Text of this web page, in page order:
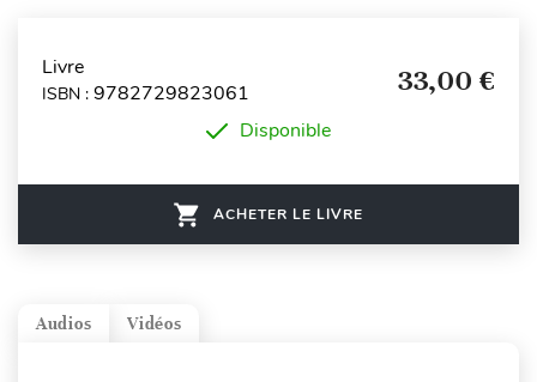
Livre
ISBN : 9782729823061 33,00 €
Disponible
ACHETER LE LIVRE
Vidéos
Audios